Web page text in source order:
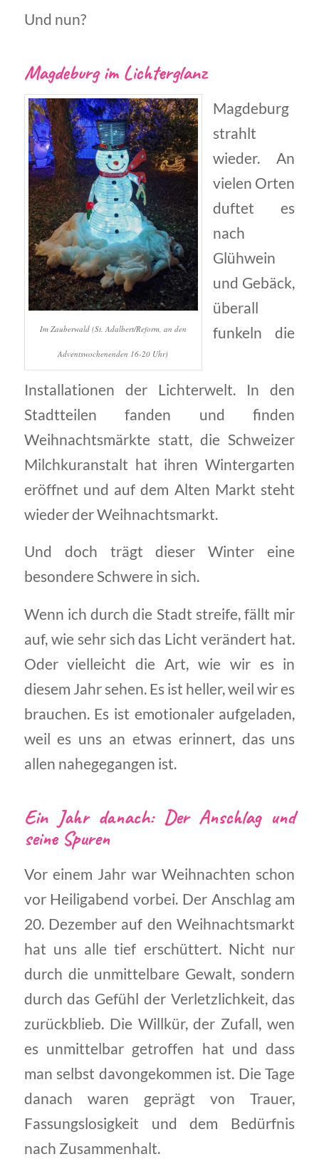
Und nun?
Magdeburg im Lichterglanz
Im Zauberwald (St. Adalbert/Reform, an den
Adventswochenenden 16-20 Uhr)
Magdeburg
strahlt
wieder. An
vielen Orten
duftet es
nach
Glühwein
und Gebäck,
überall
funkeln die
Installationen der Lichterwelt. In den
Stadtteilen fanden und finden
Weihnachtsmärkte statt, die Schweizer
Milchkuranstalt hat ihren Wintergarten
eröffnet und auf dem Alten Markt steht
wieder der Weihnachtsmarkt.
Und doch trägt dieser Winter eine
besondere Schwere in sich.
Wenn ich durch die Stadt streife, fällt mir
auf, wie sehr sich das Licht verändert hat.
Oder vielleicht die Art, wie wir es in
diesem Jahr sehen. Es ist heller, weil wir es
brauchen. Es ist emotionaler aufgeladen,
weil es uns an etwas erinnert, das uns
allen nahegegangen ist.
Ein Jahr danach: Der Anschlag und
seine Spuren
Vor einem Jahr war Weihnachten schon
vor Heiligabend vorbei. Der Anschlag am
20. Dezember auf den Weihnachtsmarkt
hat uns alle tief erschüttert. Nicht nur
durch die unmittelbare Gewalt, sondern
durch das Gefühl der Verletzlichkeit, das
zurückblieb. Die Willkür, der Zufall, wen
es unmittelbar getroffen hat und dass
man selbst davongekommen ist. Die Tage
danach waren geprägt von Trauer,
Fassungslosigkeit und dem Bedürfnis
nach Zusammenhalt.